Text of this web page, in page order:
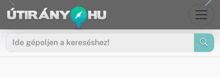
Ugrás a menüre
Ugrás a tartalomra